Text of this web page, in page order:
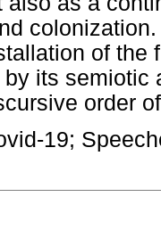
of the
by its
order
19;